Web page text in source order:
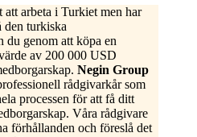
arbeta i Turkiet men har
den turkiska
du genom att köpa en
av 200 000 USD
Negin Group
rådgivarkår som
processen för att få ditt
Våra rådgivare
förhållanden och föreslå det